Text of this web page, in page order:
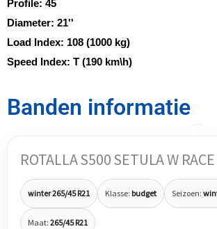
Profile: 45
Diameter: 21''
Load Index: 108 (1000 kg)
Speed Index: T (190 km\h)
Banden informatie
ROTALLA S500 SETULA W RACE
winter 265/45 R21 Klasse: budget Seizoen:
Maat: 265/45 R21